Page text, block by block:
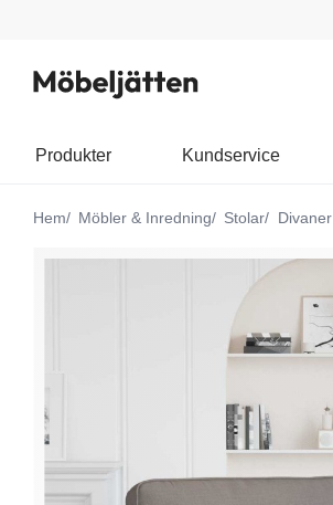
Produkter Kundservice
Hem Möbler & Inredning Stolar Divaner